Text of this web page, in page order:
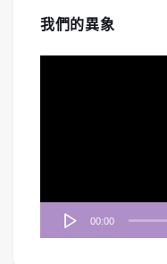
我們的異象
00:00